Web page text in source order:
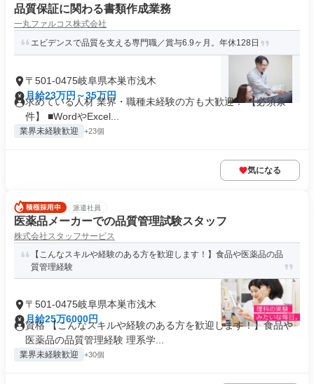
品質保証に関わる書類作成業務
一丸ファルコス株式会社
エビデンスで品質を支える専門職／賞与6.9ヶ月。年休128日
〒501-0475岐阜県本巣市浅木
月給23万円～35万円
求めている人材 業界・職種未経験の方も大歓迎！ 【必須条
件】 ■WordやExcel...
業界未経験歓迎 +23個
気になる
派遣社員
医薬品メーカーでの品質管理試験スタッフ
株式会社スタッフサービス
【こんなスキルや経験のある方を歓迎します！】食品や医薬品の品
質管理経験
〒501-0475岐阜県本巣市浅木
月給25万6000円
資格 【こんなスキルや経験のある方を歓迎します！】食品や
医薬品の品質管理経験 理系学...
業界未経験歓迎 +30個